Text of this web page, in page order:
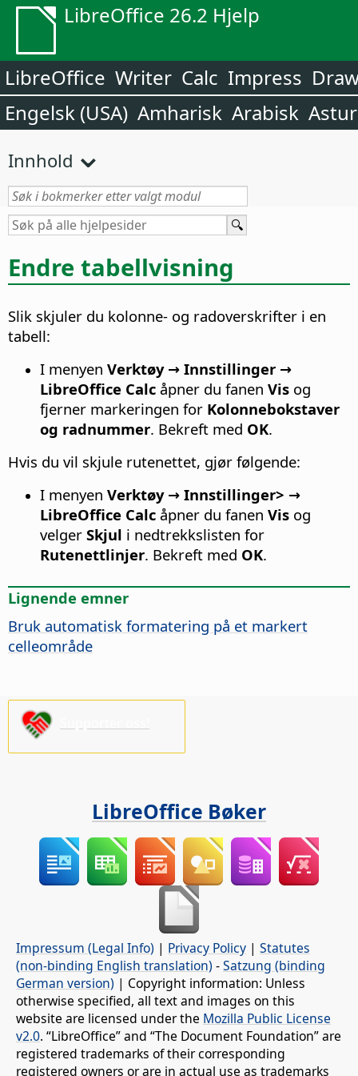
LibreOffice 26.2 Hjelp
LibreOffice Writer Calc Impress
Engelsk (USA) Amharisk Arabisk
Innhold
Endre tabellvisning
Slik skjuler du kolonne- og radoverskrifter i en
tabell:
I menyen Verktøy → Innstillinger →
LibreOffice Calc åpner du fanen Vis og
fjerner markeringen for Kolonnebokstaver
og radnummer. Bekreft med OK.
Hvis du vil skjule rutenettet, gjør følgende:
I menyen Verktøy → Innstillinger> →
LibreOffice Calc åpner du fanen Vis og
velger Skjul i nedtrekkslisten for
Rutenettlinjer. Bekreft med OK.
Lignende emner
Bruk automatisk formatering på et markert
celleområde
LibreOffice Bøker
Impressum (Legal Info) | Privacy Policy | Statutes
(non-binding English translation) -Satzung (binding
German version) | Copyright information: Unless
otherwise specified, all text and images on this
website are licensed under the Mozilla Public License
v2.0. “LibreOffice” and “The Document Foundation” are
registered trademarks of their corresponding
registered owners or are in actual use as trademarks